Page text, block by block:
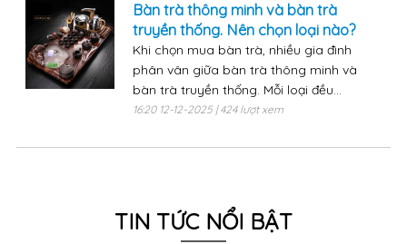
Bàn trà thông minh và bàn trà
truyền thống. Nên chọn loại nào?
Khi chọn mua bàn trà, nhiều gia đình
phân vân giữa bàn trà thông minh và
bàn trà truyền thống. Mỗi loại đều...
16:20 12-12-2025 | 424 lượt xem
TIN TỨC NỔI BẬT